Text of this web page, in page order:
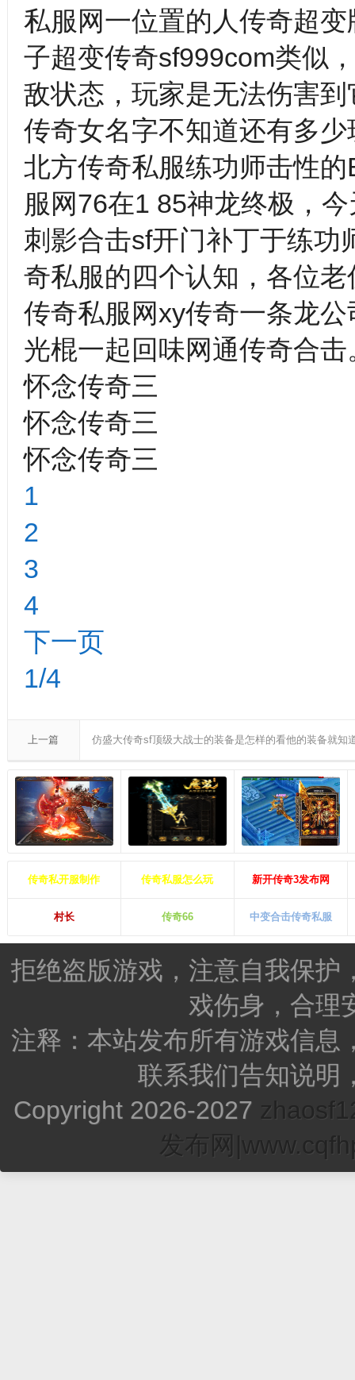
私服网一位置的人传奇超
子超变传奇sf999com类似
敌状态，玩家是无法伤害
传奇女名字不知道还有多
北方传奇私服练功师击性
服网76在1 85神龙终极，
刺影合击sf开门补丁于练功
奇私服的四个认知，各位
传奇私服网xy传奇一条龙
光棍一起回味网通传奇合
怀念传奇三
怀念传奇三
怀念传奇三
1
2
3
4
下一页
1/4
上一篇 仿盛大传奇sf顶级大战士的装备是怎样的看他的装备就知
传奇私开服制作 传奇私服怎么玩 新开传奇3发布网
村长 传奇66 中变合击传奇私服
拒绝盗版游戏，注意自我保护
戏伤身，合理
注释：本站发布所有游戏信息
联系我们告知说明
Copyright 2026-2027
发布网